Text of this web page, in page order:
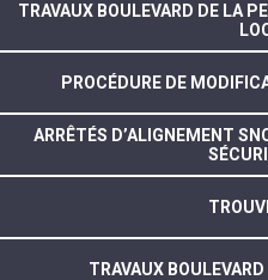
TRAVAUX BOULEVARD DE LA
PROCÉDURE DE
ARRÊTÉS D’ALIGNEMENT
TRAVAUX